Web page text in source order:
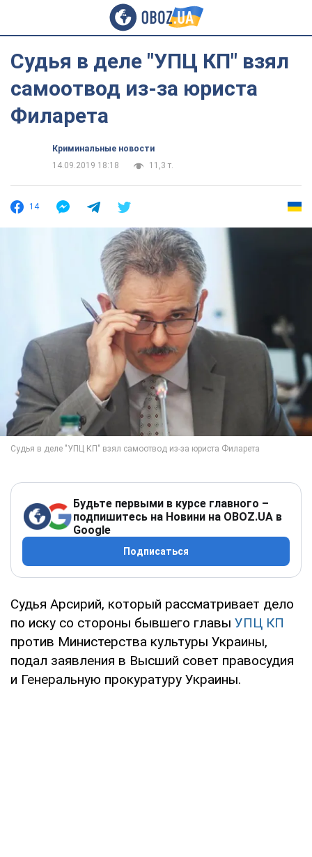
Судья в деле "УПЦ КП" взял
самоотвод из-за юриста
Филарета
Криминальные новости
14.09.2019 18:18
11,3 т.
14
Будьте первыми в курсе главного –
подпишитесь на Новини на OBOZ.UA в
Google
Подписаться
Судья Арсирий, который рассматривает дело
по иску со стороны бывшего главы УПЦ КП
против Министерства культуры Украины,
подал заявления в Высший совет правосудия
и Генеральную прокуратуру Украины.